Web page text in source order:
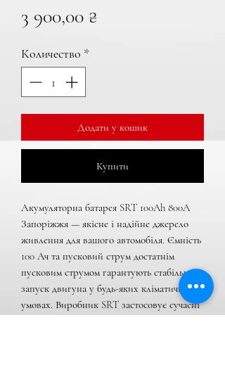
3 900,00 ₴
Количество *
Додати у кошик
Купити
Акумуляторна батарея SRT 100Ah 800A
Запоріжжя — якісне і надійне джерело
живлення для вашого автомобіля. Ємність
100 Ач та пусковий струм достатнім
пусковим струмом гарантують стабільний
запуск двигуна у будь-яких кліматичних
умовах. Виробник SRT застосовує сучасні